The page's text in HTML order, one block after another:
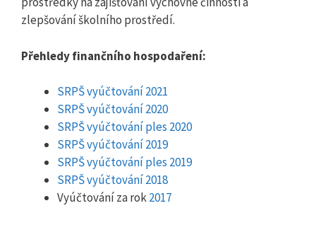
zlepšování školního prostředí.
Přehledy finančního hospodaření:
SRPŠ vyúčtování 2021
SRPŠ vyúčtování 2020
SRPŠ vyúčtování ples 2020
SRPŠ vyúčtování 2019
SRPŠ vyúčtování ples 2019
SRPŠ vyúčtování 2018
Vyúčtování za rok2017